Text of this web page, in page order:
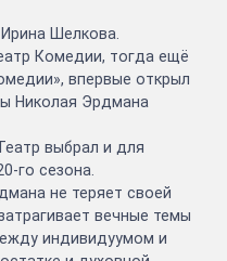
Шелкова.
Комедии, тогда ещё
впервые открыл
Николая Эрдмана
выбрал и для
го сезона.
не теряет своей
вечные темы
индивидуумом и